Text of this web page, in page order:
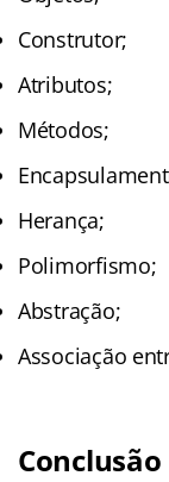
Construtor;
Atributos;
Métodos;
Herança;
Polimorfismo;
Abstração;
Associação
Conclusão